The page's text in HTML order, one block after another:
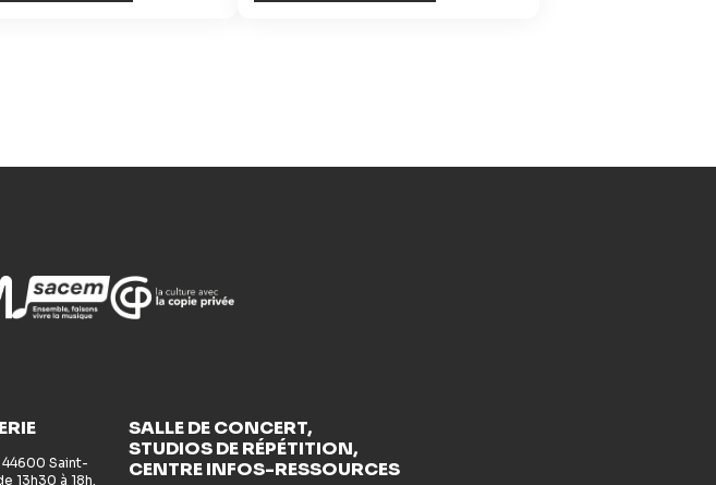
44600 Saint-
13h30 à 18h.
SALLE DE CONCERT,
STUDIOS DE RÉPÉTITION,
CENTRE INFOS-RESSOURCES